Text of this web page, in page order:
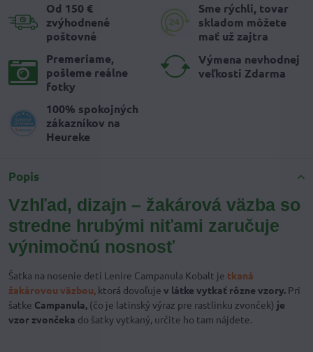
Od 150 €
zvýhodnené
poštovné
Sme rýchli, tovar
skladom môžete
mať už zajtra
Premeriame,
pošleme reálne
fotky
Výmena nevhodnej
veľkosti Zdarma
100% spokojných
zákazníkov na
Heureke
Popis
Vzhľad, dizajn – žakárová väzba so
stredne hrubými niťami zaručuje
výnimočnú nosnosť
Šatka na nosenie detí Lenire Campanula Kobalt je tkaná
žakárovou väzbou, ktorá dovoľuje v látke vytkať rôzne vzory. Pri
šatke Campanula, (čo je latinský výraz pre rastlinku zvonček) je
vzor zvončeka do šatky vytkaný, určite ho tam nájdete.